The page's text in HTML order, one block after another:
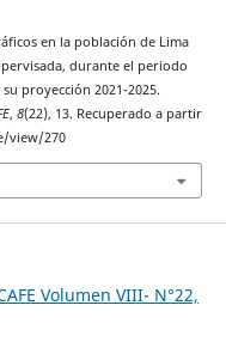
en la población de Lima
durante el periodo
proyección 2021-2025.
, 8(22), 13. Recuperado a partir
view/270
Volumen VIII- N°22,